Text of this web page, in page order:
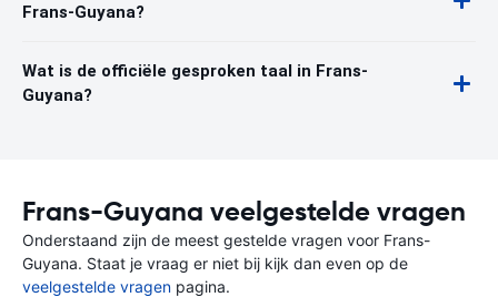
Frans-Guyana?
Wat is de officiële gesproken taal in Frans-
Guyana?
Frans-Guyana veelgestelde vragen
Onderstaand zijn de meest gestelde vragen voor Frans-
Guyana. Staat je vraag er niet bij kijk dan even op de
veelgestelde vragen pagina.